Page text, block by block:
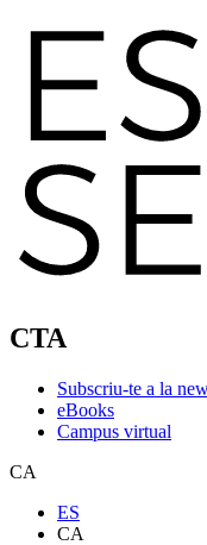
CTA
Subscriu-te a la
eBooks
Campus virtual
CA
ES
CA